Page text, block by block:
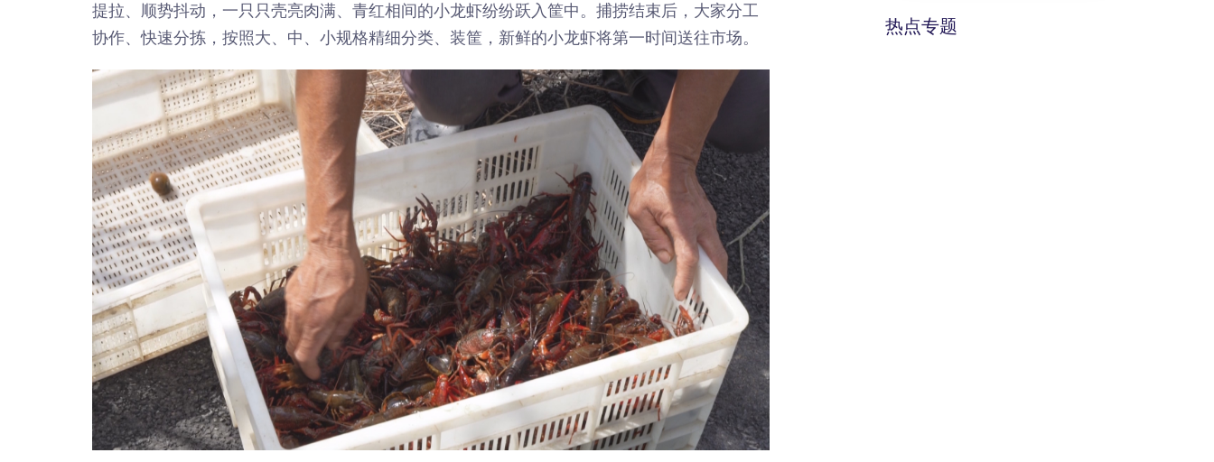
提拉、顺势抖动，一只只壳亮肉满、青红相间的小龙虾纷纷跃入筐中。捕捞结束后，大家分工
协作、快速分拣，按照大、中、小规格精细分类、装筐，新鲜的小龙虾将第一时间送往市场。
热点专题